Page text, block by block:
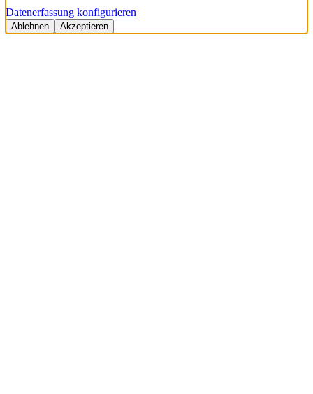
Datenerfassung konfigurieren
Ablehnen Akzeptieren